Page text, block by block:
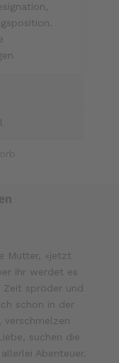
Mutter, «jetzt
ihr werdet es
spröder und
schon in der
verschmelzen
suchen die
Abenteuer.